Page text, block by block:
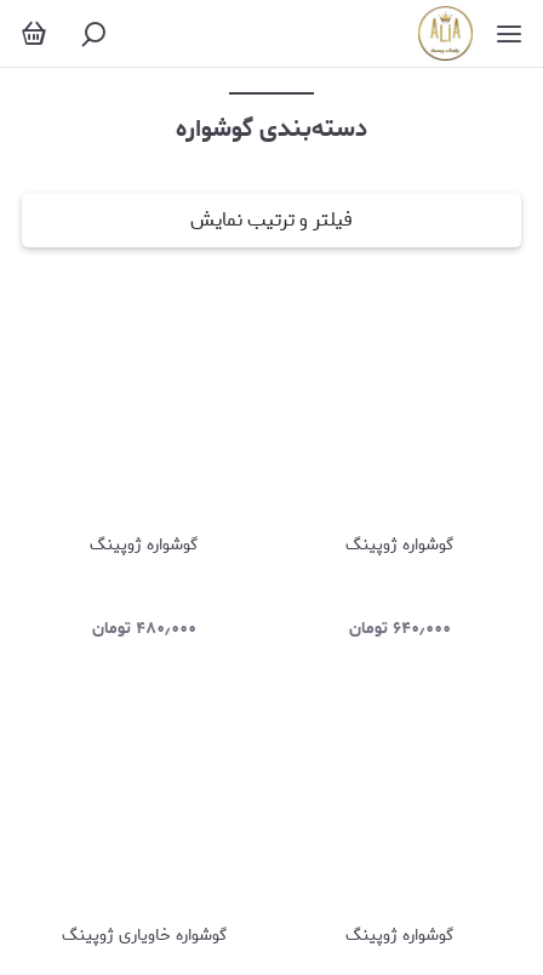
دسته‌بندی گوشواره
فیلتر و ترتیب نمایش
گوشواره ژوپینگ
۶۴۰٫۰۰۰ تومان
گوشواره ژوپینگ
۴۸۰٫۰۰۰ تومان
گوشواره ژوپینگ گوشواره خاویاری ژوپینگ